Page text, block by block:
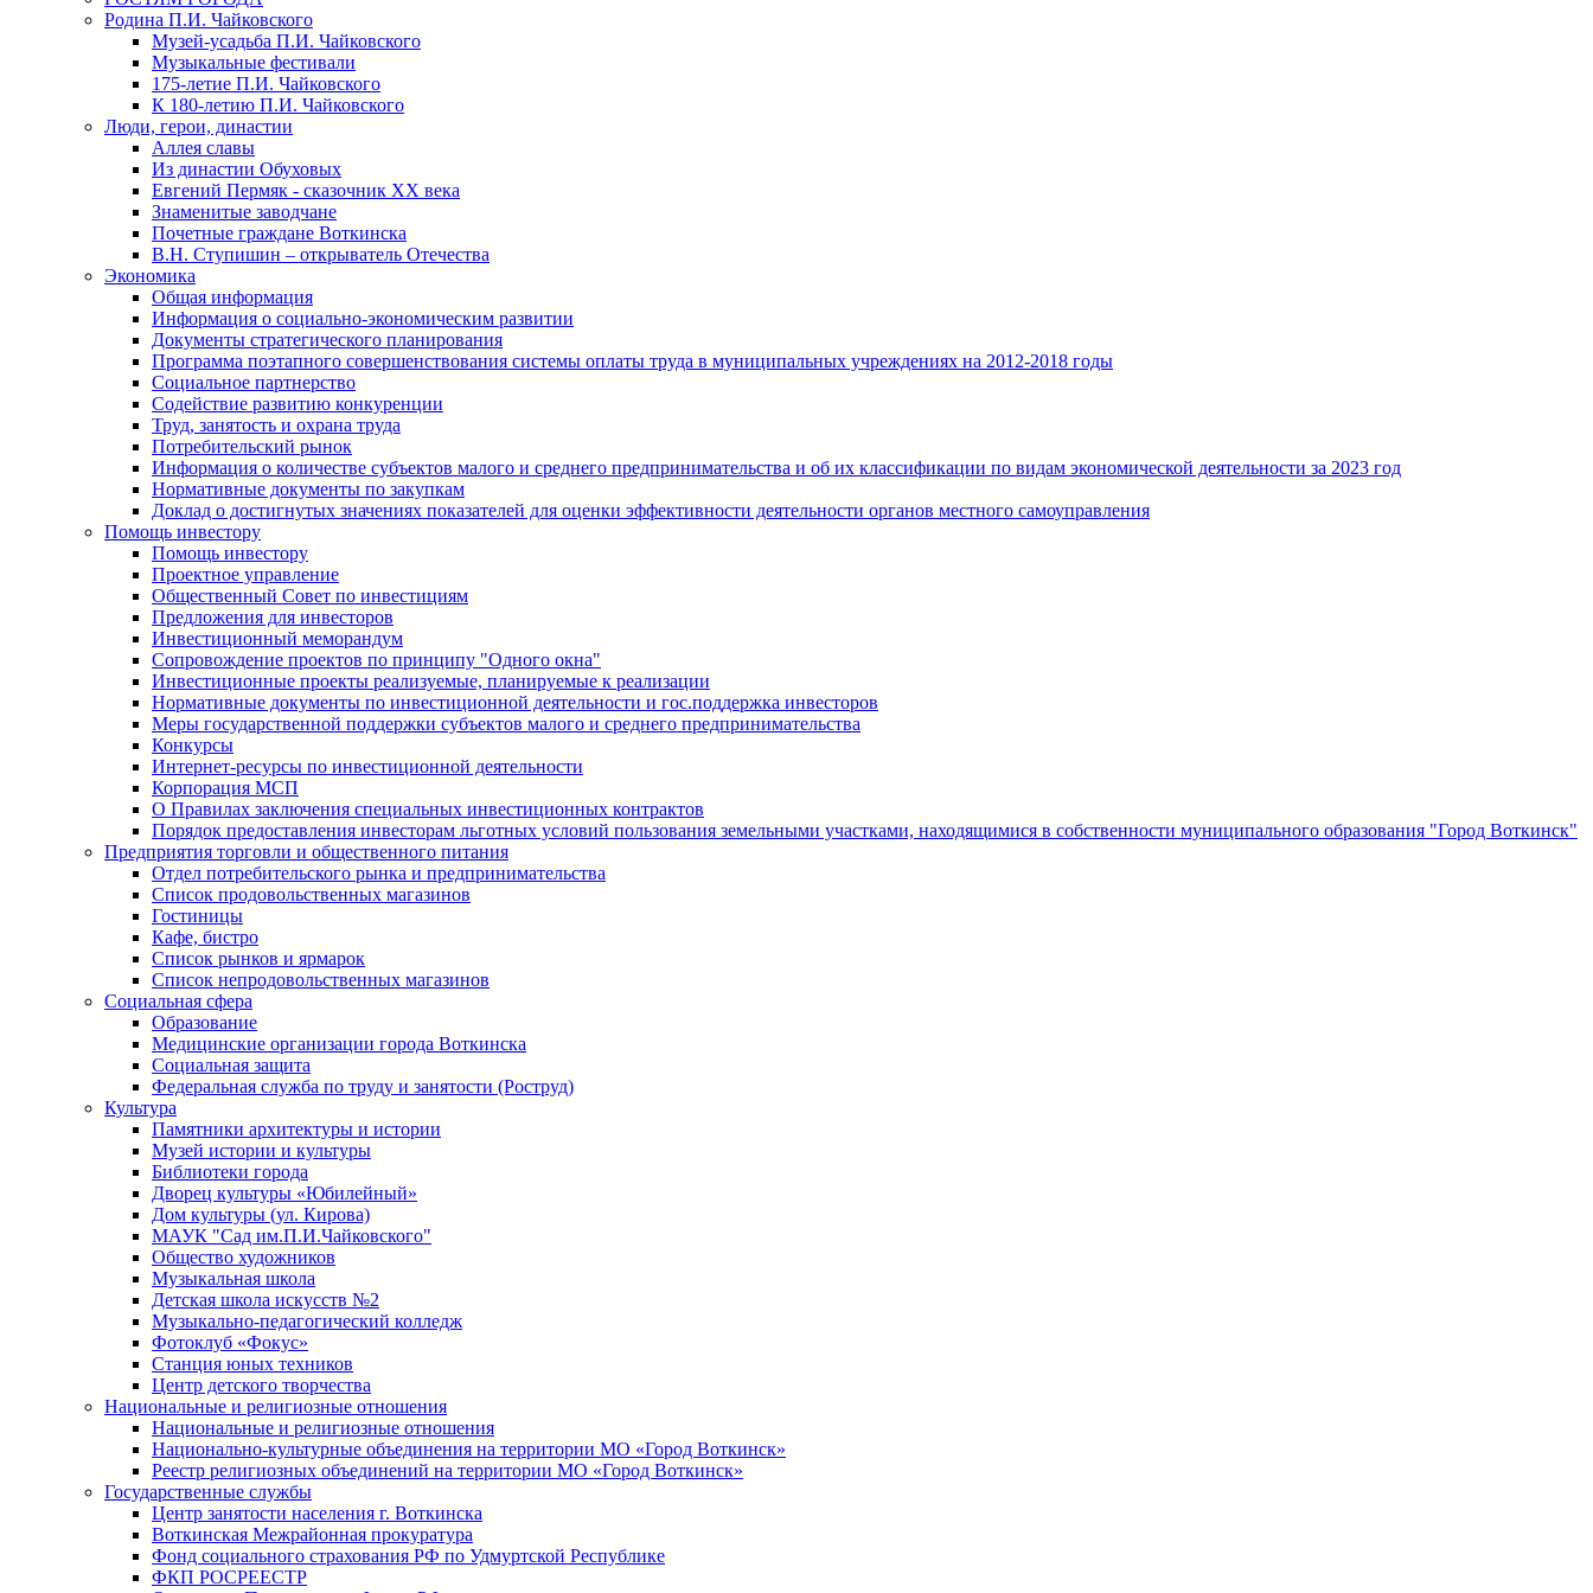
Родина П.И. Чайковского
Музей-усадьба П.И. Чайковского
Музыкальные фестивали
175-летие П.И. Чайковского
К 180-летию П.И. Чайковского
Люди, герои, династии
Аллея славы
Из династии Обуховых
Евгений Пермяк - сказочник XX века
Знаменитые заводчане
Почетные граждане Воткинска
В.Н. Ступишин – открыватель Отечества
Экономика
Общая информация
Информация о социально-экономическим развитии
Документы стратегического планирования
Программа поэтапного совершенствования системы оплаты труда в муниципальных учреждениях на 2012-2018 годы
Социальное партнерство
Содействие развитию конкуренции
Труд, занятость и охрана труда
Потребительский рынок
Информация о количестве субъектов малого и среднего предпринимательства и об их классификации по видам экономической деятельности за 2023 год
Нормативные документы по закупкам
Доклад о достигнутых значениях показателей для оценки эффективности деятельности органов местного самоуправления
Помощь инвестору
Помощь инвестору
Проектное управление
Общественный Совет по инвестициям
Предложения для инвесторов
Инвестиционный меморандум
Сопровождение проектов по принципу "Oдного окна"
Инвестиционные проекты реализуемые, планируемые к реализации
Нормативные документы по инвестиционной деятельности и гос.поддержка инвесторов
Меры государственной поддержки субъектов малого и среднего предпринимательства
Конкурсы
Интернет-ресурсы по инвестиционной деятельности
Корпорация МСП
О Правилах заключения специальных инвестиционных контрактов
Порядок предоставления инвесторам льготных условий пользования земельными участками, находящимися в собственности муниципального образования "Город Воткинск"
Предприятия торговли и общественного питания
Отдел потребительского рынка и предпринимательства
Список продовольственных магазинов
Гостиницы
Кафе, бистро
Cписок рынков и ярмарок
Список непродовольственных магазинов
Социальная сфера
Образование
Медицинские организации города Воткинска
Социальная защита
Федеральная служба по труду и занятости (Роструд)
Культура
Памятники архитектуры и истории
Музей истории и культуры
Библиотеки города
Дворец культуры «Юбилейный»
Дом культуры (ул. Кирова)
МАУК "Сад им.П.И.Чайковского"
Общество художников
Музыкальная школа
Детская школа искусств №2
Музыкально-педагогический колледж
Фотоклуб «Фокус»
Станция юных техников
Центр детского творчества
Национальные и религиозные отношения
Национальные и религиозные отношения
Национально-культурные объединения на территории МО «Город Воткинск»
Реестр религиозных объединений на территории МО «Город Воткинск»
Государственные службы
Центр занятости населения г. Воткинска
Воткинская Межрайонная прокуратура
Фонд социального страхования РФ по Удмуртской Республике
ФКП РОСРЕЕСТР